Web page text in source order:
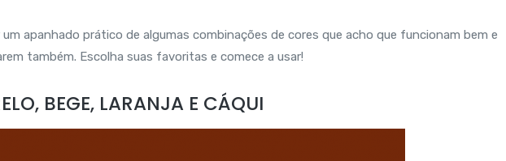
apanhado prático de algumas combinações de cores que acho que funcionam bem e
também. Escolha suas favoritas e comece a usar!
BEGE, LARANJA E CÁQUI